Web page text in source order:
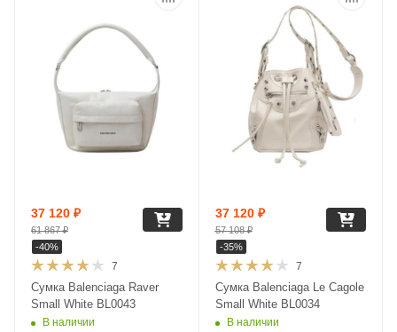
7
Сумка Balenciaga Raver
Small White BL0043
В наличии
37 120 ₽
61 867₽
-40%
7
Сумка Balenciaga Le Cagole
Small White BL0034
В наличии
37 120₽
57 108₽
-35%